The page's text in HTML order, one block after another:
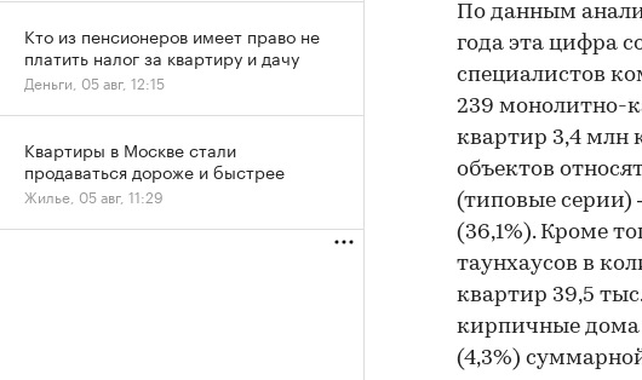
По данным
года эта цифра
специалистов
239 монолитно-
квартир 3,4 млн
объектов
(типовые серии)
(36,1%). Кроме
таунхаусов в
квартир 39,5
кирпичные дома
(4,3%)
Кто из пенсионеров имеет право не
платить налог за квартиру и дачу
Деньги, 05 авг, 12:15
Квартиры в Москве стали
продаваться дороже и быстрее
Жилье, 05 авг, 11:29